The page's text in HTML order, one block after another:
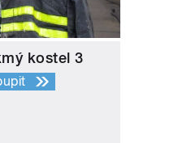
kostel 3